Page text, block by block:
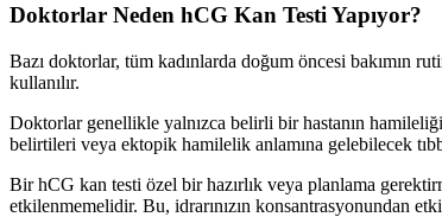
Doktorlar Neden hCG Kan Testi Yapıyor?
Bazı doktorlar, tüm kadınlarda doğum öncesi bakımın
kullanılır.
Doktorlar genellikle yalnızca belirli bir hastanın
belirtileri veya ektopik hamilelik anlamına gelebilecek
Bir hCG kan testi özel bir hazırlık veya planlama
etkilenmemelidir. Bu, idrarınızın konsantrasyonundan